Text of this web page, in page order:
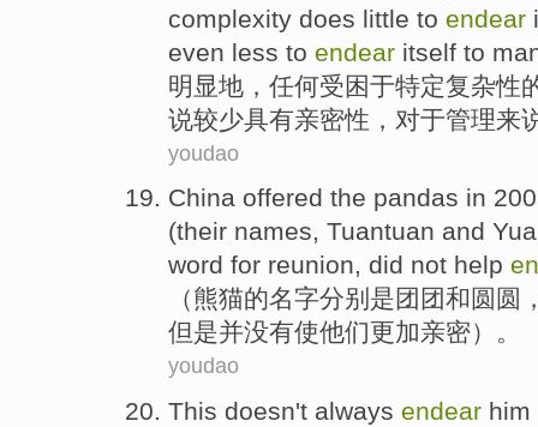
complexity does little to endear
even less to endear itself to
明显地 ， 任何受困于特定复杂性
说较少具有亲密性，对于管理来
youdao
China offered the pandas in
(their names, Tuantuan and
word for reunion, did not help
（熊猫的名字分别是团团和 圆圆
但是并没有使他们更加亲密）。
youdao
This doesn't always endear